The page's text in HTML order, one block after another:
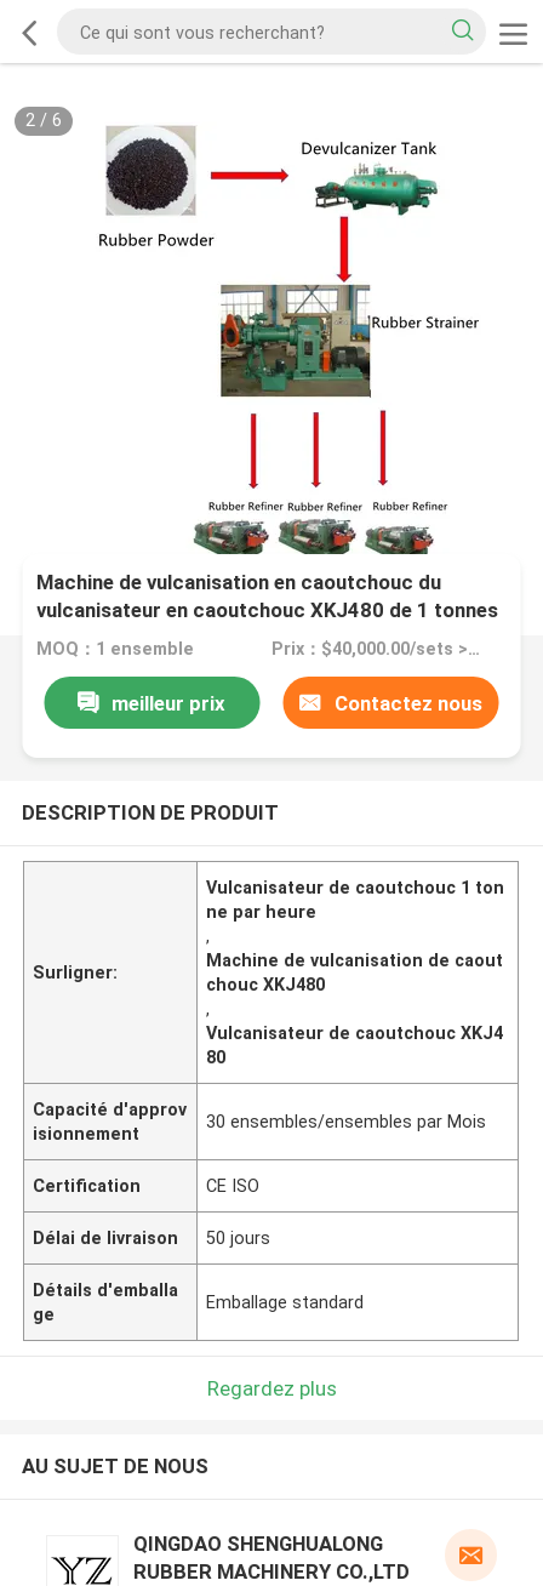
2/ 6
Machine de vulcanisation en caoutchouc du
vulcanisateur en caoutchouc XKJ480 de 1 tonnes
par heure
MOQ：1 ensemble Prix：$40,000.00/sets >=1 sets
meilleur prix Contactez nous
DESCRIPTION DE PRODUIT
Surligner:
Vulcanisateur de caoutchouc 1 ton
ne par heure
,
Machine de vulcanisation de caout
chouc XKJ480
,
Vulcanisateur de caoutchouc XKJ4
80
Capacité d'approv
isionnement
30 ensembles/ensembles par Mois
Certification CE ISO
Délai de livraison 50 jours
Détails d'emballa
ge
Emballage standard
Regardez plus
AU SUJET DE NOUS
QINGDAO SHENGHUALONG
RUBBER MACHINERY CO.,LTD